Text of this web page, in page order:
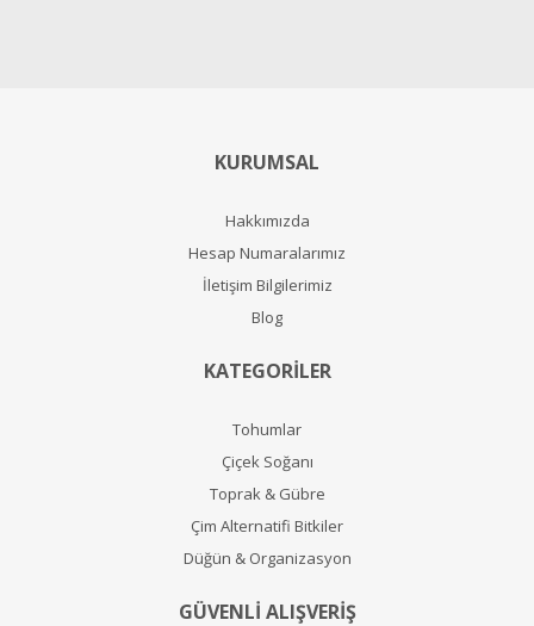
KURUMSAL
Hakkımızda
Hesap Numaralarımız
İletişim Bilgilerimiz
Blog
KATEGORİLER
Tohumlar
Çiçek Soğanı
Toprak & Gübre
Çim Alternatifi Bitkiler
Düğün & Organizasyon
GÜVENLİ ALIŞVERİŞ